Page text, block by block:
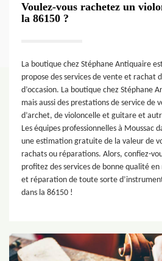
Voulez-vous rachetez un
la 86150 ?
La boutique chez Stéphane Antiquaire
propose des services de vente et rachat
d’occasion. La boutique chez Stéphane
mais aussi des prestations de service de
d’archet, de violoncelle et guitare et
Les équipes professionnelles à Moussac
une estimation gratuite de la valeur de
rachats ou réparations. Alors, confiez-
profitez des services de bonne qualité
et réparation de toute sorte
dans la 86150 !